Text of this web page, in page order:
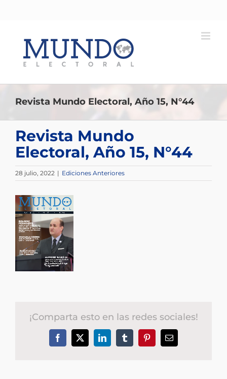
contenido
Revista Mundo Electoral, Año 15, N°44
Revista Mundo
Electoral, Año 15, N°44
28 julio, 2022 | Ediciones Anteriores
¡Comparta esto en las redes sociales!
Facebook
X LinkedInTumblrPinterestCorreo